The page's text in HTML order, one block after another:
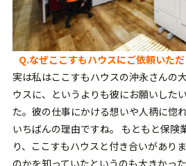
Q.なぜここすもハウスにご依頼いた
実は私はここすもハウスの沖永さんの
ウスに、というよりも彼にお願いした
た。彼の仕事にかける想いや人柄に惚
いちばんの理由ですね。 もともと保険
り、ここすもハウスと付き合いがあり